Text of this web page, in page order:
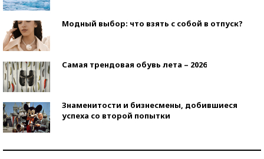
Модный выбор: что взять с собой в отпуск?
Самая трендовая обувь лета – 2026
Знаменитости и бизнесмены, добившиеся
успеха со второй попытки